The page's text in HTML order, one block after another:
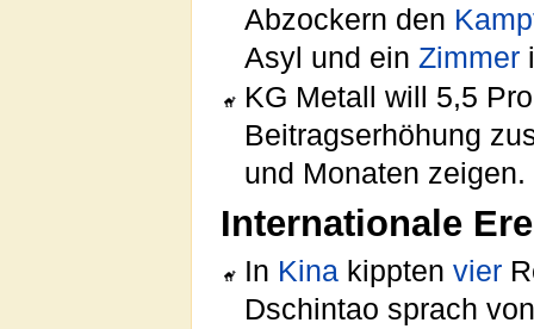
Abzockern den
Asyl und einZimmer
KG Metall will 5,5
Beitragserhöhung
und Monaten zeigen.
Internationale
In Kina kipptenvier
Dschintao sprach